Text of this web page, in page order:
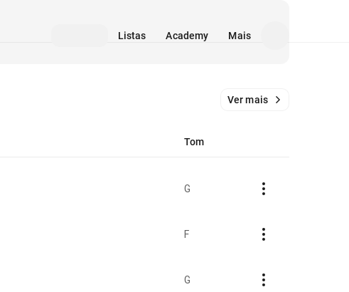
Listas Academy Mais
Ver mais
Tom
G
F
G